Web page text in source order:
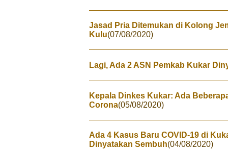
Jasad Pria Ditemukan di Kolong
Kulu(07/08/2020)
Lagi, Ada 2 ASN Pemkab Kukar
Kepala Dinkes Kukar: Ada
Corona(05/08/2020)
Ada 4 Kasus Baru COVID-19 di
Dinyatakan Sembuh(04/08/2020)